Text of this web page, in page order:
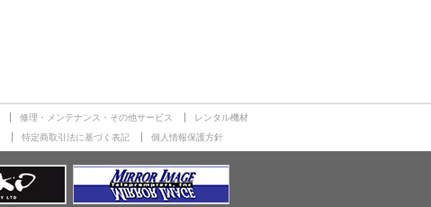
修理・メンテナンス・その他サービス
レンタル機材
特定商取引法に基づく表記 個人情報保護方針